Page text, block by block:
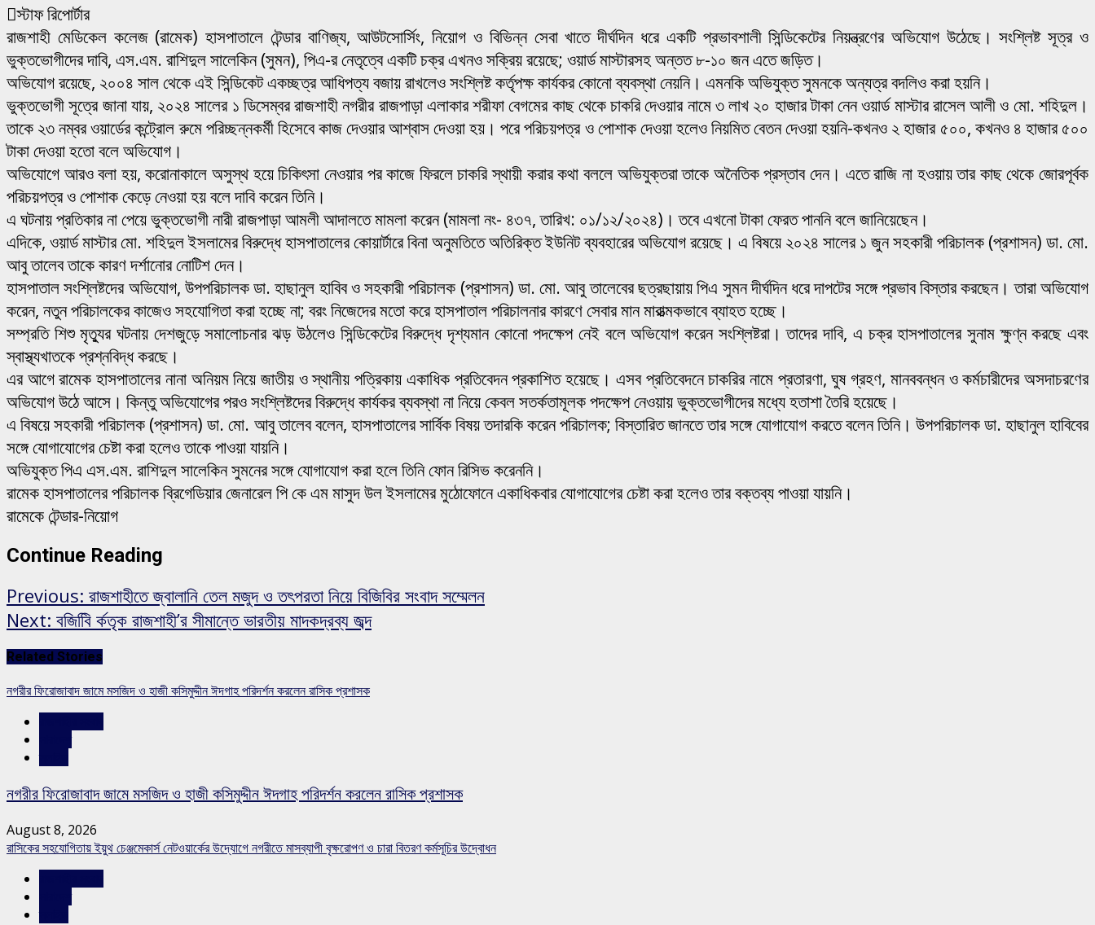
স্টাফ রিপোর্টার
রাজশাহী মেডিকেল কলেজ (রামেক) হাসপাতালে টেন্ডার বাণিজ্য, আউটসোর্সিং, নিয়োগ ও বিভিন্ন সেবা খাতে দীর্ঘদিন ধরে একটি প্রভাবশালী সিন্ডিকেটের নিয়ন্ত্রণের অভিযোগ উঠেছে। সংশ্লিষ্ট সূত্র ও
ভুক্তভোগীদের দাবি, এস.এম. রাশিদুল সালেকিন (সুমন), পিএ-র নেতৃত্বে একটি চক্র এখনও সক্রিয় রয়েছে; ওয়ার্ড মাস্টারসহ অন্তত ৮-১০ জন এতে জড়িত।
অভিযোগ রয়েছে, ২০০৪ সাল থেকে এই সিন্ডিকেট একচ্ছত্র আধিপত্য বজায় রাখলেও সংশ্লিষ্ট কর্তৃপক্ষ কার্যকর কোনো ব্যবস্থা নেয়নি। এমনকি অভিযুক্ত সুমনকে অন্যত্র বদলিও করা হয়নি।
ভুক্তভোগী সূত্রে জানা যায়, ২০২৪ সালের ১ ডিসেম্বর রাজশাহী নগরীর রাজপাড়া এলাকার শরীফা বেগমের কাছ থেকে চাকরি দেওয়ার নামে ৩ লাখ ২০ হাজার টাকা নেন ওয়ার্ড মাস্টার রাসেল আলী ও মো. শহিদুল।
তাকে ২৩ নম্বর ওয়ার্ডের কন্ট্রোল রুমে পরিচ্ছন্নকর্মী হিসেবে কাজ দেওয়ার আশ্বাস দেওয়া হয়। পরে পরিচয়পত্র ও পোশাক দেওয়া হলেও নিয়মিত বেতন দেওয়া হয়নি-কখনও ২ হাজার ৫০০, কখনও ৪ হাজার ৫০০
টাকা দেওয়া হতো বলে অভিযোগ।
অভিযোগে আরও বলা হয়, করোনাকালে অসুস্থ হয়ে চিকিৎসা নেওয়ার পর কাজে ফিরলে চাকরি স্থায়ী করার কথা বললে অভিযুক্তরা তাকে অনৈতিক প্রস্তাব দেন। এতে রাজি না হওয়ায় তার কাছ থেকে জোরপূর্বক
পরিচয়পত্র ও পোশাক কেড়ে নেওয়া হয় বলে দাবি করেন তিনি।
এ ঘটনায় প্রতিকার না পেয়ে ভুক্তভোগী নারী রাজপাড়া আমলী আদালতে মামলা করেন (মামলা নং- ৪৩৭, তারিখ: ০১/১২/২০২৪)। তবে এখনো টাকা ফেরত পাননি বলে জানিয়েছেন।
এদিকে, ওয়ার্ড মাস্টার মো. শহিদুল ইসলামের বিরুদ্ধে হাসপাতালের কোয়ার্টারে বিনা অনুমতিতে অতিরিক্ত ইউনিট ব্যবহারের অভিযোগ রয়েছে। এ বিষয়ে ২০২৪ সালের ১ জুন সহকারী পরিচালক (প্রশাসন) ডা. মো.
আবু তালেব তাকে কারণ দর্শানোর নোটিশ দেন।
হাসপাতাল সংশ্লিষ্টদের অভিযোগ, উপপরিচালক ডা. হাছানুল হাবিব ও সহকারী পরিচালক (প্রশাসন) ডা. মো. আবু তালেবের ছত্রছায়ায় পিএ সুমন দীর্ঘদিন ধরে দাপটের সঙ্গে প্রভাব বিস্তার করছেন। তারা অভিযোগ
করেন, নতুন পরিচালকের কাজেও সহযোগিতা করা হচ্ছে না; বরং নিজেদের মতো করে হাসপাতাল পরিচালনার কারণে সেবার মান মারাত্মকভাবে ব্যাহত হচ্ছে।
সম্প্রতি শিশু মৃত্যুর ঘটনায় দেশজুড়ে সমালোচনার ঝড় উঠলেও সিন্ডিকেটের বিরুদ্ধে দৃশ্যমান কোনো পদক্ষেপ নেই বলে অভিযোগ করেন সংশ্লিষ্টরা। তাদের দাবি, এ চক্র হাসপাতালের সুনাম ক্ষুণ্ন করছে এবং
স্বাস্থ্যখাতকে প্রশ্নবিদ্ধ করছে।
এর আগে রামেক হাসপাতালের নানা অনিয়ম নিয়ে জাতীয় ও স্থানীয় পত্রিকায় একাধিক প্রতিবেদন প্রকাশিত হয়েছে। এসব প্রতিবেদনে চাকরির নামে প্রতারণা, ঘুষ গ্রহণ, মানববন্ধন ও কর্মচারীদের অসদাচরণের
অভিযোগ উঠে আসে। কিন্তু অভিযোগের পরও সংশ্লিষ্টদের বিরুদ্ধে কার্যকর ব্যবস্থা না নিয়ে কেবল সতর্কতামূলক পদক্ষেপ নেওয়ায় ভুক্তভোগীদের মধ্যে হতাশা তৈরি হয়েছে।
এ বিষয়ে সহকারী পরিচালক (প্রশাসন) ডা. মো. আবু তালেব বলেন, হাসপাতালের সার্বিক বিষয় তদারকি করেন পরিচালক; বিস্তারিত জানতে তার সঙ্গে যোগাযোগ করতে বলেন তিনি। উপপরিচালক ডা. হাছানুল হাবিবের
সঙ্গে যোগাযোগের চেষ্টা করা হলেও তাকে পাওয়া যায়নি।
অভিযুক্ত পিএ এস.এম. রাশিদুল সালেকিন সুমনের সঙ্গে যোগাযোগ করা হলে তিনি ফোন রিসিভ করেননি।
রামেক হাসপাতালের পরিচালক ব্রিগেডিয়ার জেনারেল পি কে এম মাসুদ উল ইসলামের মুঠোফোনে একাধিকবার যোগাযোগের চেষ্টা করা হলেও তার বক্তব্য পাওয়া যায়নি।
রামেকে টেন্ডার-নিয়োগ
Continue Reading
Previous: রাজশাহীতে জ্বালানি তেল মজুদ ও তৎপরতা নিয়ে বিজিবির সংবাদ সম্মেলন
Next: বজিবিি র্কতৃক রাজশাহী’র সীমান্তে ভারতীয় মাদকদ্রব্য জব্দ
Related Stories
নগরীর ফিরোজাবাদ জামে মসজিদ ও হাজী কসিমুদ্দীন ঈদগাহ পরিদর্শন করলেন রাসিক প্রশাসক
নগরীর ফিরোজাবাদ জামে মসজিদ ও হাজী কসিমুদ্দীন ঈদগাহ পরিদর্শন করলেন রাসিক প্রশাসক
August 8, 2026
রাসিকের সহযোগিতায় ইয়ুথ চেঞ্জমেকার্স নেটওয়ার্কের উদ্যোগে নগরীতে মাসব্যাপী বৃক্ষরোপণ ও চারা বিতরণ কর্মসূচির উদ্বোধন